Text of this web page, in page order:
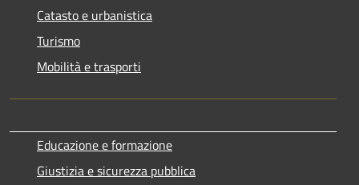
Catasto e urbanistica
Turismo
Mobilità e trasporti
Educazione e formazione
Giustizia e sicurezza pubblica